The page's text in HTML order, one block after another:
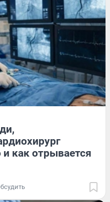
и как отрывается